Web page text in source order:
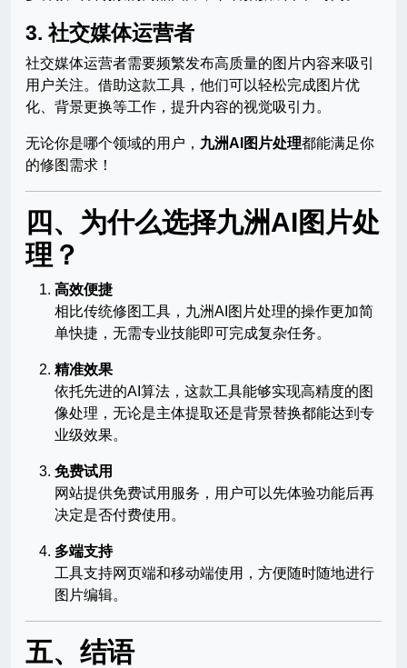
3. 社交媒体运营者
社交媒体运营者需要频繁发布高质量的图片内容来吸引
用户关注。借助这款工具，他们可以轻松完成图片优
化、背景更换等工作，提升内容的视觉吸引力。
无论你是哪个领域的用户， 九洲AI图片处理都能满足你
的修图需求！
四、为什么选择九洲AI图片处
理？
高效便捷
相比传统修图工具，九洲AI图片处理的操作更加简
单快捷，无需专业技能即可完成复杂任务。
精准效果
依托先进的AI算法，这款工具能够实现高精度的图
像处理，无论是主体提取还是背景替换都能达到专
业级效果。
免费试用
网站提供免费试用服务，用户可以先体验功能后再
决定是否付费使用。
多端支持
工具支持网页端和移动端使用，方便随时随地进行
图片编辑。
五、结语